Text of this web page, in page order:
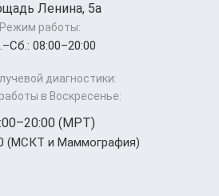
Ленина, 5а
Режим работы:
08:00–20:00
диагностики:
в Воскресенье:
(МРТ)
(МСКТ и Маммография)